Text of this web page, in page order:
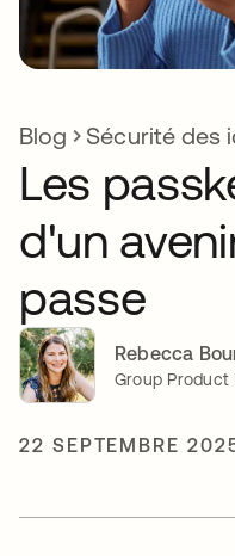
Blog Sécurité des
Les
d'un
passe
Rebecca
Group Product
22 SEPTEMBRE